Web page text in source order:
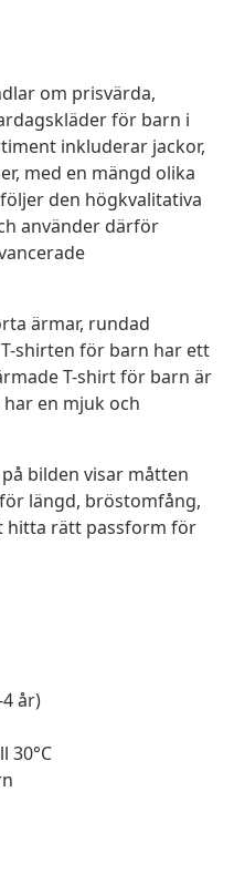
om prisvärda,
för barn i
inkluderar jackor,
med en mängd olika
den högkvalitativa
använder därför
ärmar, rundad
shirten för barn har ett
T-shirt för barn är
en mjuk och
bilden visar måtten
längd, bröstomfång,
hitta rätt passform för
år)
30°C